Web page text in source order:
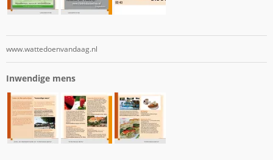
www.wattedoenvandaag.nl
Inwendige mens